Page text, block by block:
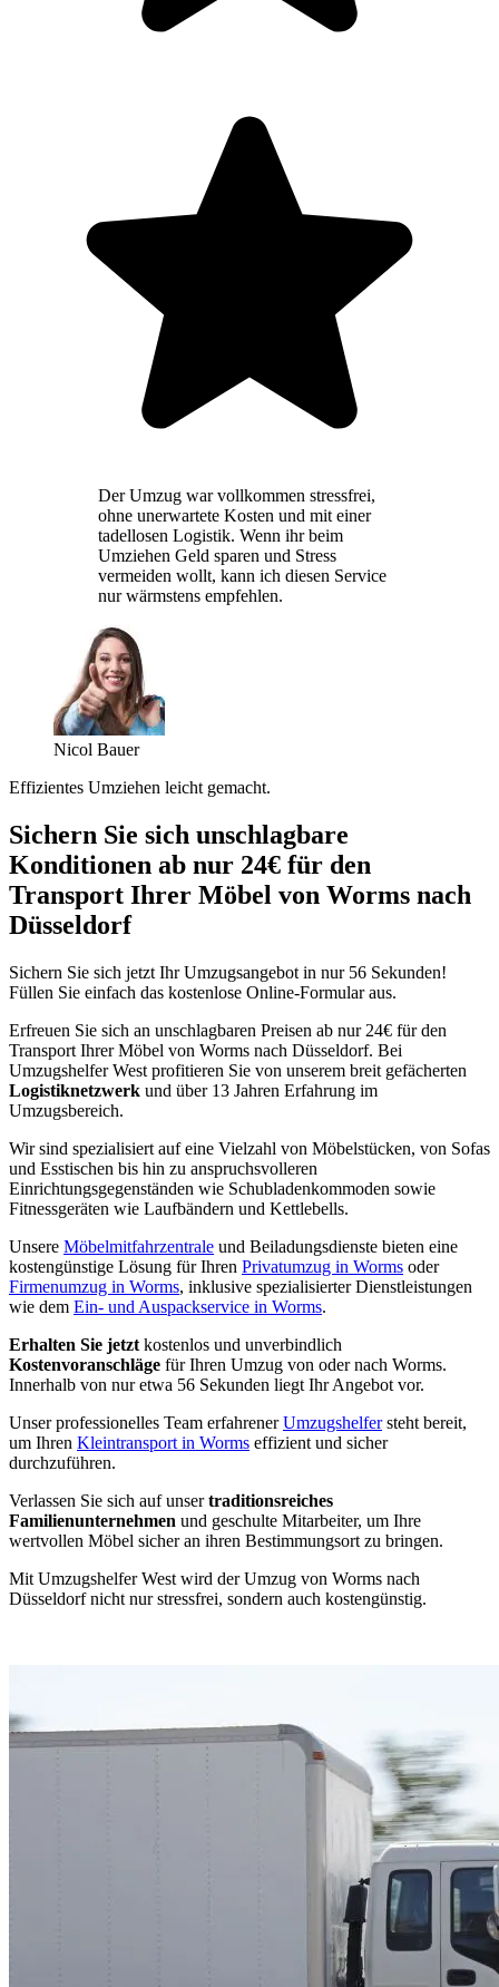
Der Umzug war vollkommen stressfrei,
ohne unerwartete Kosten und mit einer
tadellosen Logistik. Wenn ihr beim
Umziehen Geld sparen und Stress
vermeiden wollt, kann ich diesen Service
nur wärmstens empfehlen.
Nicol Bauer
Effizientes Umziehen leicht gemacht.
Sichern Sie sich unschlagbare
Konditionen ab nur 24€ für den
Transport Ihrer Möbel von Worms nach
Düsseldorf
Sichern Sie sich jetzt Ihr Umzugsangebot in nur 56 Sekunden!
Füllen Sie einfach das kostenlose Online-Formular aus.
Erfreuen Sie sich an unschlagbaren Preisen ab nur 24€ für den
Transport Ihrer Möbel von Worms nach Düsseldorf. Bei
Umzugshelfer West profitieren Sie von unserem breit gefächerten
Logistiknetzwerk und über 13 Jahren Erfahrung im
Umzugsbereich.
Wir sind spezialisiert auf eine Vielzahl von Möbelstücken, von Sofas
und Esstischen bis hin zu anspruchsvolleren
Einrichtungsgegenständen wie Schubladenkommoden sowie
Fitnessgeräten wie Laufbändern und Kettlebells.
Unsere Möbelmitfahrzentrale und Beiladungsdienste bieten eine
kostengünstige Lösung für Ihren Privatumzug in Worms oder
Firmenumzug in Worms, inklusive spezialisierter Dienstleistungen
wie dem Ein- und Auspackservice in Worms.
Erhalten Sie jetzt kostenlos und unverbindlich
Kostenvoranschläge für Ihren Umzug von oder nach Worms.
Innerhalb von nur etwa 56 Sekunden liegt Ihr Angebot vor.
Unser professionelles Team erfahrenerUmzugshelfersteht bereit,
um Ihren Kleintransport in Worms effizient und sicher
durchzuführen.
Verlassen Sie sich auf unsertraditionsreiches
Familienunternehmen und geschulte Mitarbeiter, um Ihre
wertvollen Möbel sicher an ihren Bestimmungsort zu bringen.
Mit Umzugshelfer West wird der Umzug von Worms nach
Düsseldorf nicht nur stressfrei, sondern auch kostengünstig.